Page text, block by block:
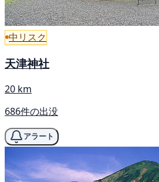
中リスク
天津神社
20 km
686件の出没
アラート